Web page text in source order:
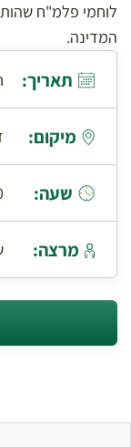
לוחמי פלמ"ח
המדינה.
תאריך:
מיקום:
שעה:
מרצה: